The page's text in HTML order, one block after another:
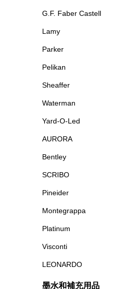
G.F. Faber Castell
Lamy
Parker
Pelikan
Sheaffer
Waterman
Yard-O-Led
AURORA
Bentley
SCRIBO
Pineider
Montegrappa
Platinum
Visconti
LEONARDO
墨水和補充用品